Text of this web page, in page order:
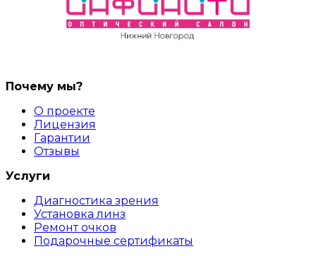
Почему мы?
О проекте
Лицензия
Гарантии
Отзывы
Услуги
Диагностика зрения
Установка линз
Ремонт очков
Подарочные сертификаты